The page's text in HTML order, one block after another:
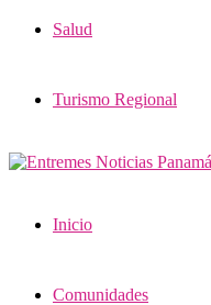
Salud
Turismo Regional
Inicio
Comunidades